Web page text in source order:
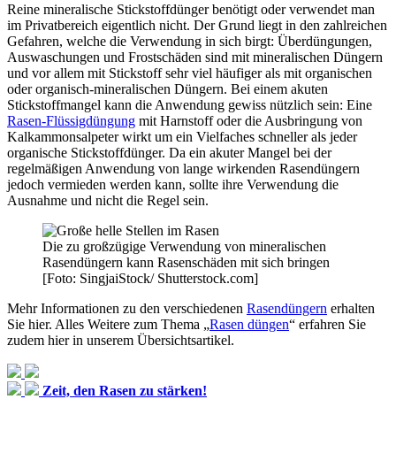
Reine mineralische Stickstoffdünger benötigt oder verwendet man
im Privatbereich eigentlich nicht. Der Grund liegt in den zahlreichen
Gefahren, welche die Verwendung in sich birgt: Überdüngungen,
Auswaschungen und Frostschäden sind mit mineralischen Düngern
und vor allem mit Stickstoff sehr viel häufiger als mit organischen
oder organisch-mineralischen Düngern. Bei einem akuten
Stickstoffmangel kann die Anwendung gewiss nützlich sein: Eine
Rasen-Flüssigdüngung mit Harnstoff oder die Ausbringung von
Kalkammonsalpeter wirkt um ein Vielfaches schneller als jeder
organische Stickstoffdünger. Da ein akuter Mangel bei der
regelmäßigen Anwendung von lange wirkenden Rasendüngern
jedoch vermieden werden kann, sollte ihre Verwendung die
Ausnahme und nicht die Regel sein.
Die zu großzügige Verwendung von mineralischen
Rasendüngern kann Rasenschäden mit sich bringen
[Foto: SingjaiStock/ Shutterstock.com]
Mehr Informationen zu den verschiedenen Rasendüngern erhalten
Sie hier. Alles Weitere zum Thema „Rasen düngen“ erfahren Sie
zudem hier in unserem Übersichtsartikel.
Zeit, den Rasen zu stärken!